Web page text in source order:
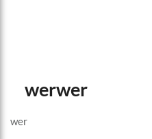
werwer
wer